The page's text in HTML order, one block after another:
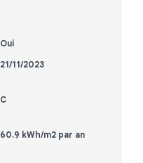
Oui
21/11/2023
C
60.9 kWh/m2 par an